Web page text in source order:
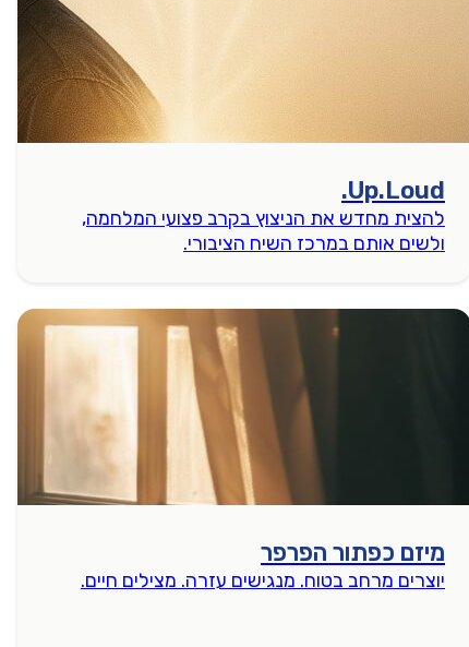
Up.Loud.
להצית מחדש את הניצוץ בקרב פצועי המלחמה,
ולשים אותם במרכז השיח הציבורי.
מיזם כפתור הפרפר
יוצרים מרחב בטוח. מנגישים עזרה. מצילים חיים.